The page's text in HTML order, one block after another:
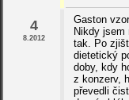
4
8.2012
Gaston
Nikdy
tak. Po
dietetický
doby, kdy
z konzerv,
převedli